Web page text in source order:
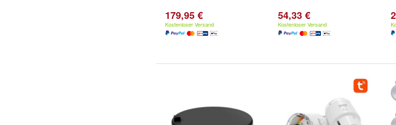
179,95 €
Kostenloser Versand
54,33 €
Kostenloser Versand